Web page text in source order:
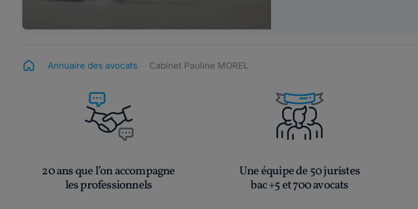
Annuaire des avocats Cabinet Pauline MOREL
20 ans que l’on accompagne
les professionnels
Une équipe de 50 juristes
bac +5 et 700 avocats